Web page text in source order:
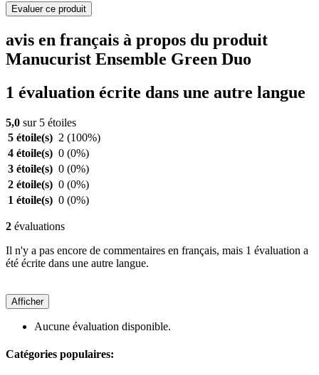
Evaluer ce produit
avis en français à propos du produit
Manucurist Ensemble Green Duo
1 évaluation écrite dans une autre langue
5,0 sur 5 étoiles
5 étoile(s) 2 (100%)
4 étoile(s) 0 (0%)
3 étoile(s) 0 (0%)
2 étoile(s) 0 (0%)
1 étoile(s) 0 (0%)
2 évaluations
Il n'y a pas encore de commentaires en français, mais 1 évaluation a
été écrite dans une autre langue.
Afficher
Aucune évaluation disponible.
Catégories populaires: